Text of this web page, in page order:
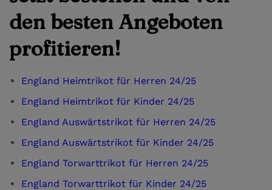
den besten Angeboten
profitieren!
England Heimtrikot für Herren 24/25
England Heimtrikot für Kinder 24/25
England Auswärtstrikot für Herren 24/25
England Auswärtstrikot für Kinder 24/25
England Torwarttrikot für Herren 24/25
England Torwarttrikot für Kinder 24/25